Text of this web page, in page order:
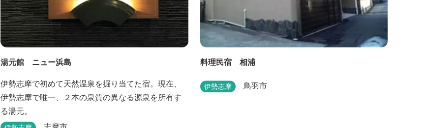
湯元館 ニュー浜島
伊勢志摩で初めて天然温泉を掘り当てた宿。現在、
伊勢志摩で唯一、２本の泉質の異なる源泉を所有す
る湯元。
料理民宿 相浦
伊勢志摩 鳥羽市